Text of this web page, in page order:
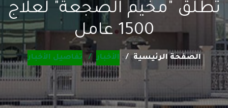
تطلق "مخيم الصجعة" لعلاج
1500 عامل
الصفحة الرئيسية الأخبار تفاصيل الأخبار